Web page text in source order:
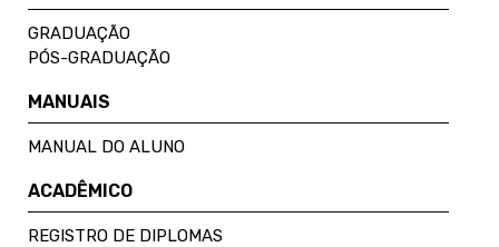
GRADUAÇÃO
PÓS-GRADUAÇÃO
MANUAIS
MANUAL DO ALUNO
ACADÊMICO
REGISTRO DE DIPLOMAS